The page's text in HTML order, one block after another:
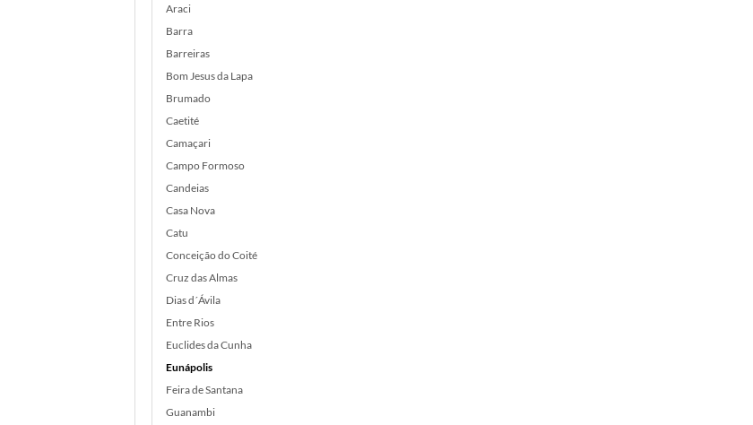
Araci
Barra
Barreiras
Bom Jesus da Lapa
Brumado
Caetité
Camaçari
Campo Formoso
Candeias
Casa Nova
Catu
Conceição do Coité
Cruz das Almas
Dias d´Ávila
Entre Rios
Euclides da Cunha
Eunápolis
Feira de Santana
Guanambi